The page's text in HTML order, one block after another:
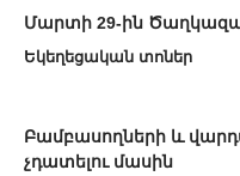
Մարտի 29-ին
Եկեղեցական տոներ
Բամբասողների և
չդատելու մասին